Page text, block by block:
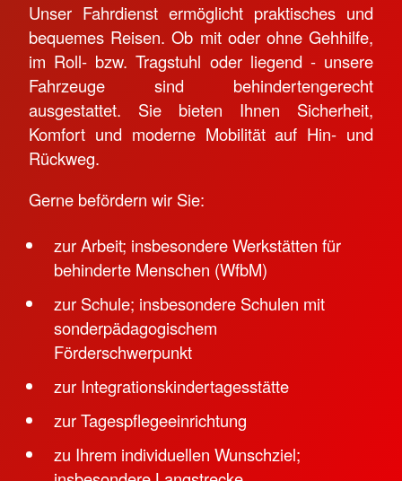
Unser Fahrdienst ermöglicht praktisches und
bequemes Reisen. Ob mit oder ohne Gehhilfe,
im Roll- bzw. Tragstuhl oder liegend - unsere
Fahrzeuge sind behindertengerecht
ausgestattet. Sie bieten Ihnen Sicherheit,
Komfort und moderne Mobilität auf Hin- und
Rückweg.
Gerne befördern wir Sie:
zur Arbeit; insbesondere Werkstätten für
behinderte Menschen (WfbM)
zur Schule; insbesondere Schulen mit
sonderpädagogischem
Förderschwerpunkt
zur Integrationskindertagesstätte
zur Tagespflegeeinrichtung
zu Ihrem individuellen Wunschziel;